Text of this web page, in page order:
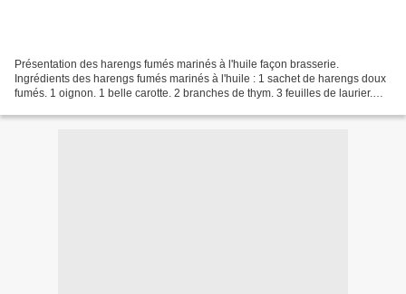
Présentation des harengs fumés marinés à l'huile façon brasserie.
Ingrédients des harengs fumés marinés à l'huile : 1 sachet de harengs doux
fumés. 1 oignon. 1 belle carotte. 2 branches de thym. 3 feuilles de laurier.